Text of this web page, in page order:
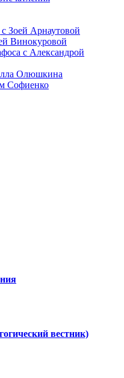
Зоей Арнаутовой
Винокуровой
с Александрой
Олюшкина
Софиенко
вестник)